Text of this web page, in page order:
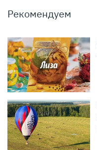
Рекомендуем